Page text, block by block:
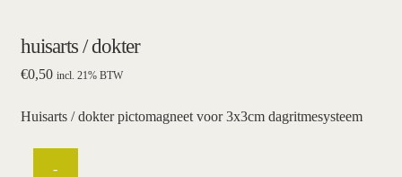
bestellen
huisarts / dokter
€0,50 incl. 21% BTW
Huisarts / dokter pictomagneet voor 3x3cm dagritmesysteem
-